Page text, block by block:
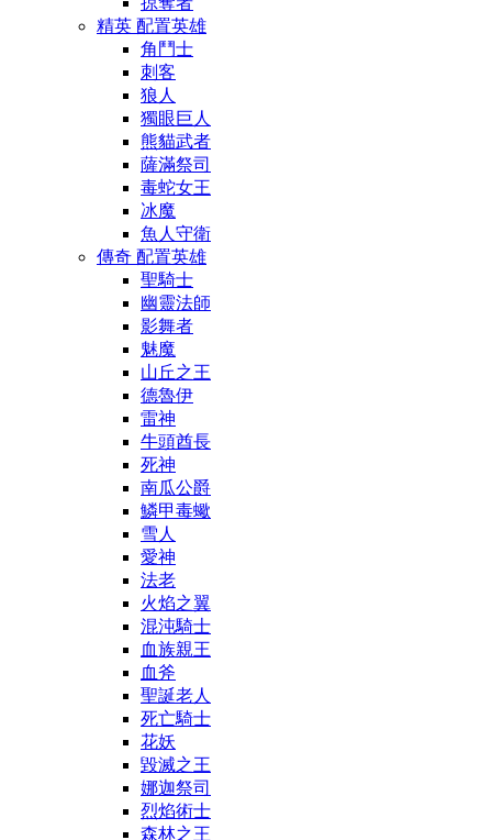
精英 配置英雄
角鬥士
刺客
狼人
獨眼巨人
熊貓武者
薩滿祭司
毒蛇女王
冰魔
魚人守衛
傳奇 配置英雄
聖騎士
幽靈法師
影舞者
魅魔
山丘之王
德魯伊
雷神
牛頭酋長
死神
南瓜公爵
鱗甲毒蠍
雪人
愛神
法老
火焰之翼
混沌騎士
血族親王
血斧
聖誕老人
死亡騎士
花妖
毀滅之王
娜迦祭司
烈焰術士
森林之王